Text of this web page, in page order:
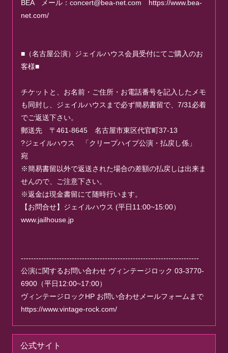
BEA メール： concert@bea-net.com https://www.bea-
net.com/
■（名古屋公演）ジェイルハウス会員受付にてご購入のお
客様■
チケットと、お名前・ご住所・お電話番号を記入したメモ
も同封し、ジェイルハウスまで必ず簡易書留で、7/31必着
でご返送下さい。
郵送先 〒461-8645 名古屋市東区代官町37-13
?ジェイルハウス 「クリープハイプ公演・払戻し係」
宛
※簡易書留以外で返送された場合の差額の払戻しは出来ま
せんので、ご注意下さい。
※返金は現金書留にて随時行います。
【お問合せ】ジェイルハウス (平日11:00~15:00）
www.jailhouse.jp
----------------------------------------------------------------------
公演に関するお問い合わせ ヴィンテージロック 03-3770-
6900（平日12:00~17:00）
ヴィンテージロックHP お問い合わせメールフォームまで
https://www.vintage-rock.com/
公式サイト